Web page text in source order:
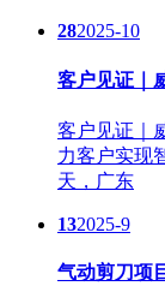
282025-10
客户见证｜
客户见证｜
力客户实现
天，广东
132025-9
气动剪刀项